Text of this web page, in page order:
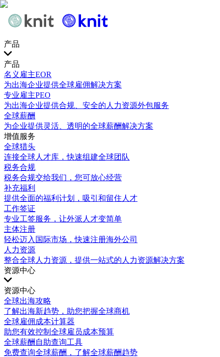
产品
产品
名义雇主EOR
为出海企业提供全球雇佣解决方案
专业雇主PEO
为出海企业提供合规、安全的人力资源外包服务
全球薪酬
为企业提供灵活、透明的全球薪酬解决方案
增值服务
全球猎头
连接全球人才库，快速组建全球团队
税务合规
税务合规交给我们，您可放心经营
补充福利
提供全面的福利计划，吸引和留住人才
工作签证
专业工签服务，让外派人才变简单
主体注册
轻松迈入国际市场，快速注册海外公司
人力资源
整合全球人力资源，提供一站式的人力资源解决方案
资源中心
资源中心
全球出海攻略
了解出海新趋势，助您把握全球商机
全球雇佣成本计算器
助您有效控制全球雇员成本预算
全球薪酬自助查询工具
免费查询全球薪酬，了解全球薪酬趋势